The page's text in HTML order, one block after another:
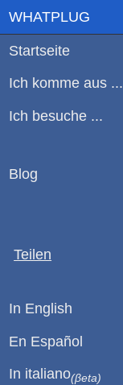
WHATPLUG
Startseite
Ich komme aus ...
Ich besuche ...
Blog
Teilen
In English
En Español
In italiano(βeta)